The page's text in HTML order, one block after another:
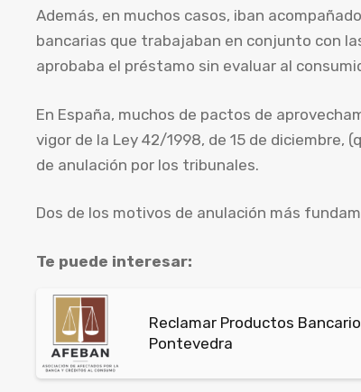
Además, en muchos casos, iban
bancarias que trabajaban en conjunto con
aprobaba el préstamo sin evaluar al
En España, muchos de pactos de
vigor de la Ley 42/1998, de 15 de diciembre,
de anulación por los tribunales.
Dos de los motivos de anulación más
Te puede interesar:
Reclamar Productos
Pontevedra